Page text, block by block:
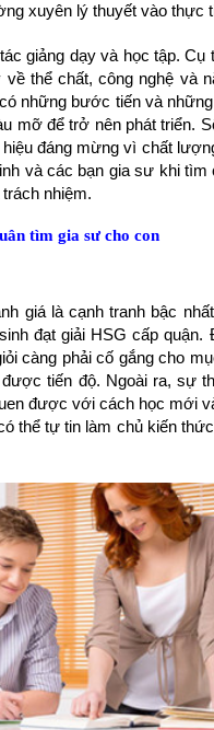
xuyên lý thuyết vào thực
giảng dạy và học tập.
thể chất, công nghệ và
những bước tiến và
mỡ để trở nên phát triển.
đáng mừng vì chất
và các bạn gia sư khi
nhiệm.
tìm gia sư cho con
giá là cạnh tranh bậc
đạt giải HSG cấp
càng phải cố gắng cho
tiến độ. Ngoài ra, sự
được với cách học mới
thể tự tin làm chủ kiến